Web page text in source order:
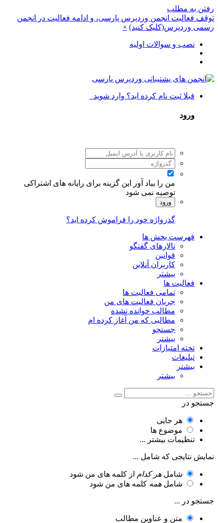
رفتن به مطلب
توقف فعالیت انجمن وردپرس پارسی، و ادامه فعالیت در انجمن
رسمی وردپرس(کلیک کنید) ×
نصب و سوالات اولیه
قبلا ثبت نام کرده اید؟ وارد شوید
ورود
من را بیاد آور
این گزینه برای رایانه های اشتراکی
توصیه نمی شود
ورود
گذرواژه خود را فراموش کرده اید؟
فهرست بخش ها
تالارهای گفتگو
قوانین
کاربران آنلاین
بیشتر
فعالیت ها
تمامی فعالیت ها
جریان فعالیت های من
مطالب خوانده نشده
مطالبی که من آغاز کرده ام
جستجو
بیشتر
تخته امتیازات
تبلیغات
بیشتر
بیشتر
جستجو در
هر جایی
موضوع ها
تنظیمات بیشتر ...
نمایش نتایجی که شامل ...
شامل هر کدام از کلمه های من شود
شامل همه کلمه های من شود
جستجو در ...
متن و عناوین مطالب